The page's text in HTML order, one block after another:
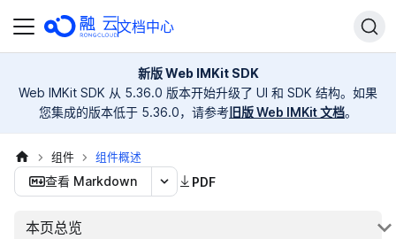
文档中心
新版 Web IMKit SDK
Web IMKit SDK 从 5.36.0 版本开始升级了 UI 和 SDK 结构。如果
您集成的版本低于 5.36.0，请参考 旧版 Web IMKit 文档。
组件 组件概述
查看 Markdown PDF
本页总览